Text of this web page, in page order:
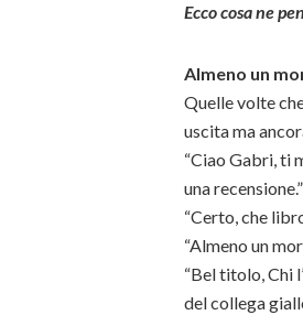
Ecco cosa ne
Almeno un
Quelle volte
uscita ma
“Ciao Gabri, ti
una recensione.”
“Certo, che
“Almeno un
“Bel titolo, Chi
del collega